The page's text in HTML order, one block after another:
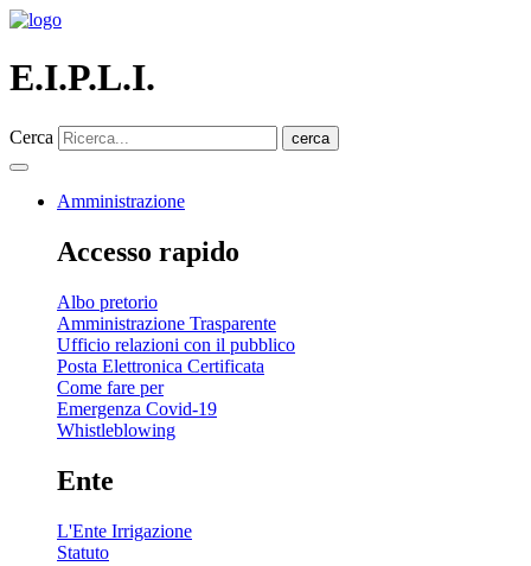
E.I.P.L.I.
Cerca cerca
Amministrazione
Accesso rapido
Albo pretorio
Amministrazione Trasparente
Ufficio relazioni con il pubblico
Posta Elettronica Certificata
Come fare per
Emergenza Covid-19
Whistleblowing
Ente
L'Ente Irrigazione
Statuto